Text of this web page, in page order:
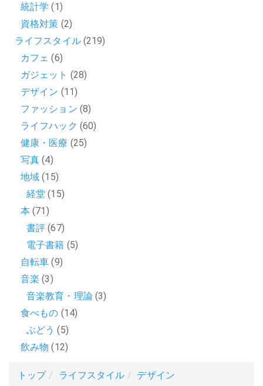
統計学 (1)
資格対策 (2)
ライフスタイル(219)
カフェ (6)
ガジェット (28)
デザイン (11)
ファッション (8)
ライフハック (60)
健康・医療 (25)
写真 (4)
地域 (15)
経堂 (15)
本 (71)
書評 (67)
電子書籍 (5)
自転車 (9)
音楽 (3)
音楽教育・理論(3)
食べもの (14)
ぶどう (5)
飲み物 (12)
トップ ライフスタイル デザイン